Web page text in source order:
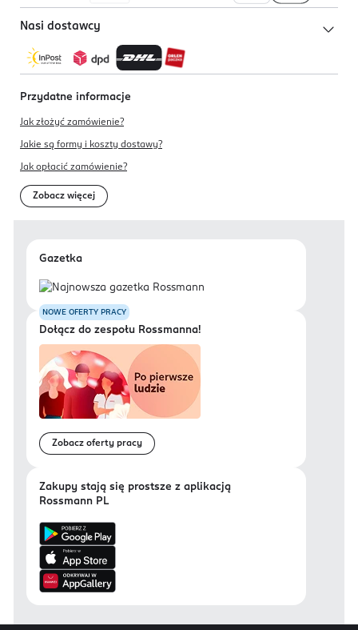
Nasi dostawcy
Przydatne informacje
Jak złożyć zamówienie?
Jakie są formy i koszty dostawy?
Jak opłacić zamówienie?
Zobacz więcej
Gazetka
NOWE OFERTY PRACY
Dołącz do zespołu Rossmanna!
Zobacz oferty pracy
Zakupy stają się prostsze z aplikacją
Rossmann PL